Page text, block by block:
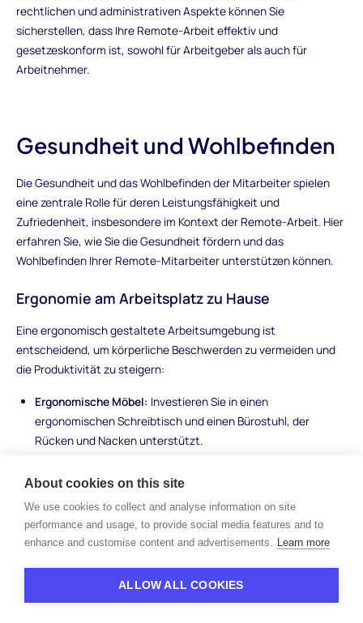
rechtlichen und administrativen Aspekte können Sie
sicherstellen, dass Ihre Remote-Arbeit effektiv und
gesetzeskonform ist, sowohl für Arbeitgeber als auch für
Arbeitnehmer.
Gesundheit und Wohlbefinden
Die Gesundheit und das Wohlbefinden der Mitarbeiter spielen
eine zentrale Rolle für deren Leistungsfähigkeit und
Zufriedenheit, insbesondere im Kontext der Remote-Arbeit. Hier
erfahren Sie, wie Sie die Gesundheit fördern und das
Wohlbefinden Ihrer Remote-Mitarbeiter unterstützen können.
Ergonomie am Arbeitsplatz zu Hause
Eine ergonomisch gestaltete Arbeitsumgebung ist
entscheidend, um körperliche Beschwerden zu vermeiden und
die Produktivität zu steigern:
Ergonomische Möbel: Investieren Sie in einen
ergonomischen Schreibtisch und einen Bürostuhl, der
Rücken und Nacken unterstützt.
Augenhöhe, um Nackenbelastungen zu reduzieren, und
verwenden Sie eine ergonomische Tastatur und Maus.
Beleuchtung: Nutzen Sie natürliche Beleuchtung, wenn
möglich, und ergänzen Sie diese mit einer geeigneten
Stressmanagement und Burnout-Prävention
About cookies on this site
We use cookies to collect and analyse information on site
performance and usage, to provide social media features and to
enhance and customise content and advertisements. Learn more
ALLOW ALL COOKIES